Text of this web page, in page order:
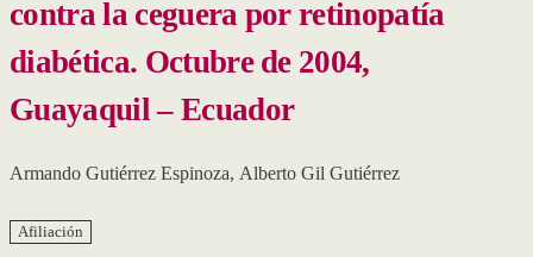
contra la ceguera por retinopatía
diabética. Octubre de 2004,
Guayaquil – Ecuador
Armando Gutiérrez Espinoza, Alberto Gil Gutiérrez
Afiliación